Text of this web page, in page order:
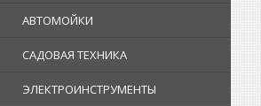
АВТОМОЙКИ
САДОВАЯ ТЕХНИКА
ЭЛЕКТРОИНСТРУМЕНТЫ